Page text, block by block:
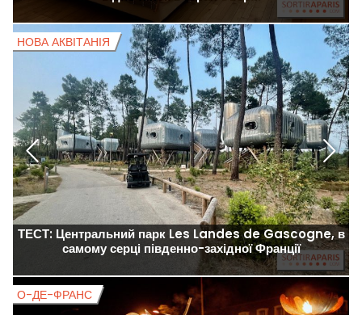
ТЕСТ: Центральний парк Les Landes de Gascogne, в
самому серці південно-західної Франції
НОВА АКВІТАНІЯ
О-ДЕ-ФРАНС